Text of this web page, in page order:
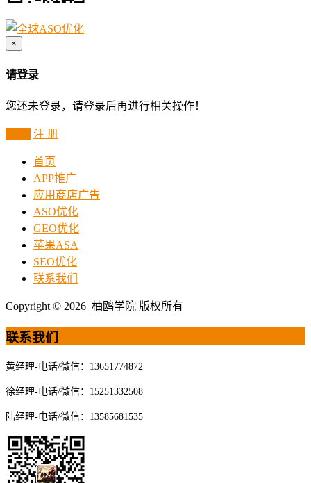
×
请登录
您还未登录，请登录后再进行相关操作！
注 册
首页
APP推广
应用商店广告
ASO优化
GEO优化
苹果ASA
SEO优化
联系我们
Copyright © 2026 柚鸥学院 版权所有
联系我们
黄经理-电话/微信：13651774872
徐经理-电话/微信：15251332508
陆经理-电话/微信：13585681535